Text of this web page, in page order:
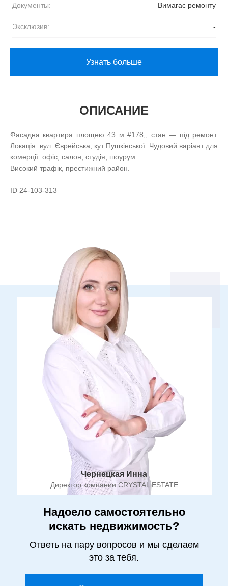
Документы: Вимагає ремонту
Эксклюзив: -
Узнать больше
ОПИСАНИЕ
Фасадна квартира площею 43 м #178;, стан — під ремонт.
Локація: вул. Єврейська, кут Пушкінської. Чудовий варіант для
комерції: офіс, салон, студія, шоурум.
Високий трафік, престижний район.
ID 24-103-313
Чернецкая Инна
Директор компании CRYSTAL ESTATE
Надоело самостоятельно
искать недвижимость?
Ответь на пару вопросов и мы сделаем
это за тебя.